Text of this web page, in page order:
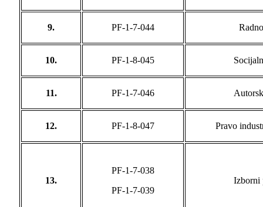
9. PF-1-7-044
10. PF-1-8-045
11. PF-1-7-046
12. PF-1-8-047 Pravo
13.
PF-1-7-038
PF-1-7-039
Izborni